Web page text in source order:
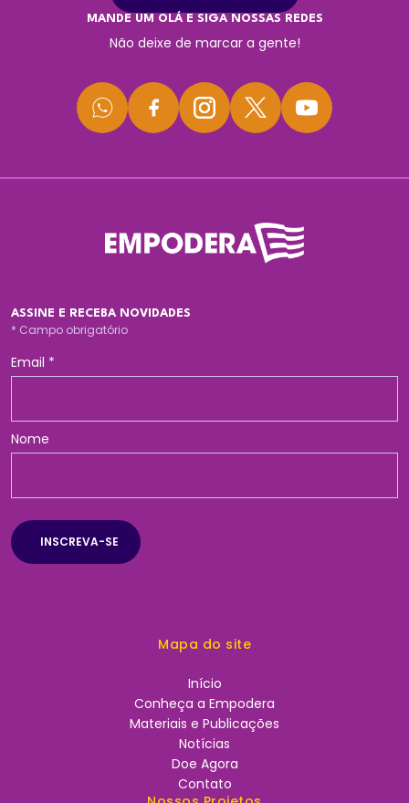
MANDE UM OLÁ E SIGA NOSSAS REDES
Não deixe de marcar a gente!
ASSINE E RECEBA NOVIDADES
* Campo obrigatório
Email *
Nome
Mapa do site
Início
Conheça a Empodera
Materiais e Publicações
Notícias
Doe Agora
Contato